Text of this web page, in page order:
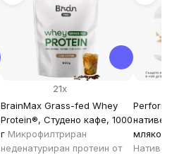
BrainMax Grass-fed Whey
Protein®, Студено кафе, 1000
г Микрофилтриран
неденатуриран протеин от
21x
нативен
мляко,
Нативен